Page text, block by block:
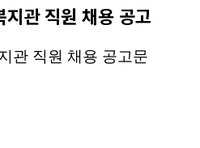
관 직원 채용 공고
관 직원 채용 공고문